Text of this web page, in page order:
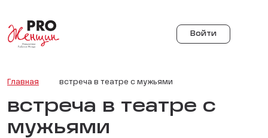
Войти
Главная встреча в театре с мужьями
встреча в театре с
мужьями